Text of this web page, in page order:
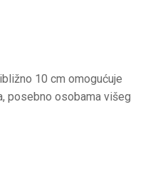
10 cm omogućuje
posebno osobama višeg